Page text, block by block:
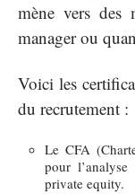
mène vers des
manager ou
Voici les
du recrutement :
Le CFA
pour
private equity.